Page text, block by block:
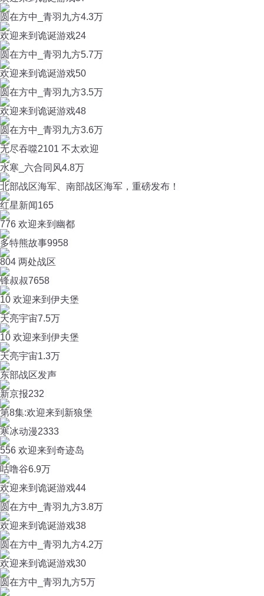
圆在方中_青羽九方4.3万
欢迎来到诡诞游戏24
圆在方中_青羽九方5.7万
欢迎来到诡诞游戏50
圆在方中_青羽九方3.5万
欢迎来到诡诞游戏48
圆在方中_青羽九方3.6万
无尽吞噬2101 不太欢迎
水寒_六合同风4.8万
北部战区海军、南部战区海军，重磅发布！
红星新闻165
776 欢迎来到幽都
多特熊故事9958
804 两处战区
锋叔叔7658
10 欢迎来到伊夫堡
天亮宇宙7.5万
10 欢迎来到伊夫堡
天亮宇宙1.3万
东部战区发声
新京报232
第8集:欢迎来到新狼堡
寒冰动漫2333
556 欢迎来到奇迹岛
咕噜谷6.9万
欢迎来到诡诞游戏44
圆在方中_青羽九方3.8万
欢迎来到诡诞游戏38
圆在方中_青羽九方4.2万
欢迎来到诡诞游戏30
圆在方中_青羽九方5万